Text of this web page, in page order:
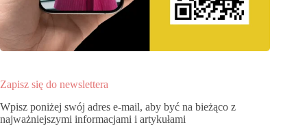
Zapisz się do newslettera
Wpisz poniżej swój adres e-mail, aby być na bieżąco z
najważniejszymi informacjami i artykułami